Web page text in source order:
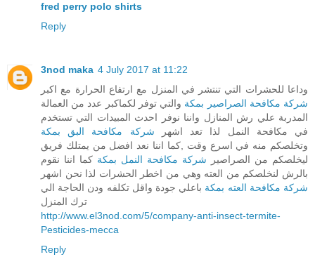
fred perry polo shirts
Reply
3nod maka 4 July 2017 at 11:22
وداعا للحشرات التي تنتشر في المنزل مع ارتفاع الحرارة مع اكبر
شركة مكافحة الصراصير بمكة والتي توفر لكماكبر عدد من العمالة
المدربة علي رش المنازل واننا نوفر احدث المبيدات التي تستخدم
في مكافحة النمل لذا تعد اشهر شركة مكافحة البق بمكة
وتخلصكم منه في اسرع وقت ,كما اننا نعد افضل من يمتلك فريق
ليخلصكم من الصراصير شركة مكافحة النمل بمكة كما اننا نقوم
بالرش لنخلصكم من العته وهي من اخطر الحشرات لذا نحن اشهر
شركة مكافحة العته بمكة باعلي جودة واقل تكلفه ودن الحاجة الي
ترك المنزل
http://www.el3nod.com/5/company-anti-insect-termite-
Pesticides-mecca
Reply